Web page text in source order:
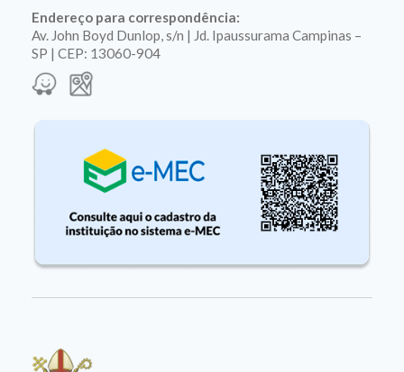
Endereço para correspondência:
Av. John Boyd Dunlop, s/n | Jd. Ipaussurama Campinas –
SP | CEP: 13060-904